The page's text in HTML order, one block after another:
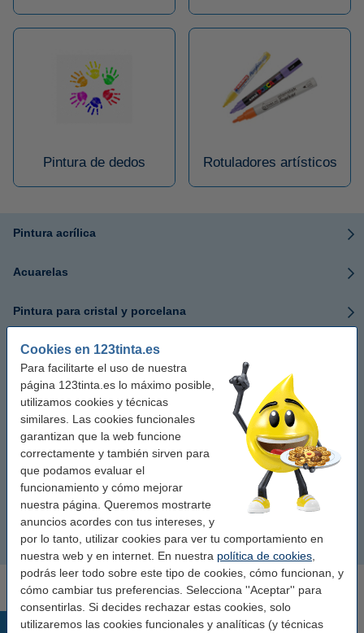
Cookies en 123tinta.es
Para facilitarte el uso de nuestra
página 123tinta.es lo máximo posible,
utilizamos cookies y técnicas
similares. Las cookies funcionales
garantizan que la web funcione
correctamente y también sirven para
que podamos evaluar el
funcionamiento y cómo mejorar
nuestra página. Queremos mostrarte
anuncios acordes con tus intereses, y
por lo tanto, utilizar cookies para ver tu comportamiento en
nuestra web y en internet. En nuestra política de cookies
podrás leer todo sobre este tipo de cookies, cómo funcionan, y
cómo cambiar tus preferencias. Selecciona ''Aceptar'' para
consentirlas. Si decides rechazar estas cookies, solo
utilizaremos las cookies funcionales y analíticas (y técnicas
Pintura de dedos Rotuladores artísticos
Pintura acrílica
Acuarelas
Pintura para cristal y porcelana
Pintura al óleo
Paletas de acuarelas
Pintura en spray
Pintura de dedos
Rotuladores artísticos
Productos destacados